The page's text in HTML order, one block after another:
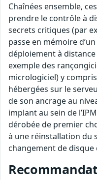
Chaînées ensemble,
prendre le contrôle à
secrets critiques (par
passe en mémoire
déploiement à
exemple des
micrologiciel) y
hébergées sur le
de son ancrage au
implant au sein de
dérobée de premier
à une réinstallation du
changement de disque